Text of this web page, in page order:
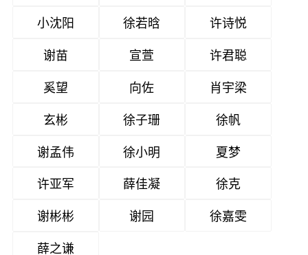
小沈阳
徐若晗
许诗悦
谢苗
宣萱
许君聪
奚望
向佐
肖宇梁
玄彬
徐子珊
徐帆
谢孟伟
徐小明
夏梦
许亚军
薛佳凝
徐克
谢彬彬
谢园
徐嘉雯
薛之谦